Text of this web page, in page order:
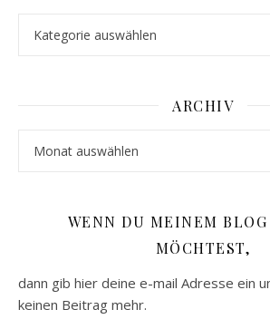
ARCHIV
WENN DU MEINEM BLOG
MÖCHTEST,
dann gib hier deine e-mail Adresse ein
keinen Beitrag mehr.